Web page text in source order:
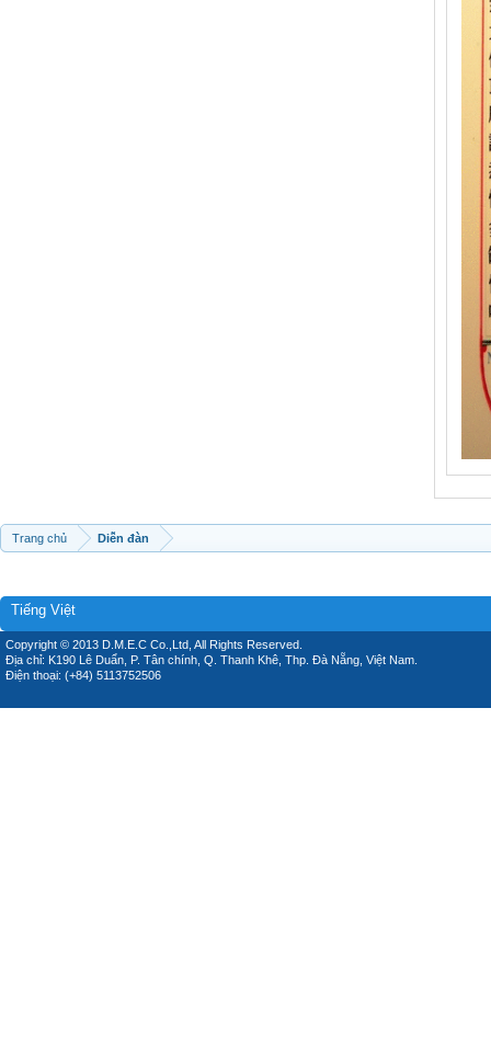
Trang chủ Diễn đàn
Tiếng Việt
Copyright © 2013 D.M.E.C Co.,Ltd, All Rights Reserved.
Địa chỉ: K190 Lê Duẩn, P. Tân chính, Q. Thanh Khê, Thp. Đà Nẵng, Việt Nam.
Điện thoại: (+84) 5113752506